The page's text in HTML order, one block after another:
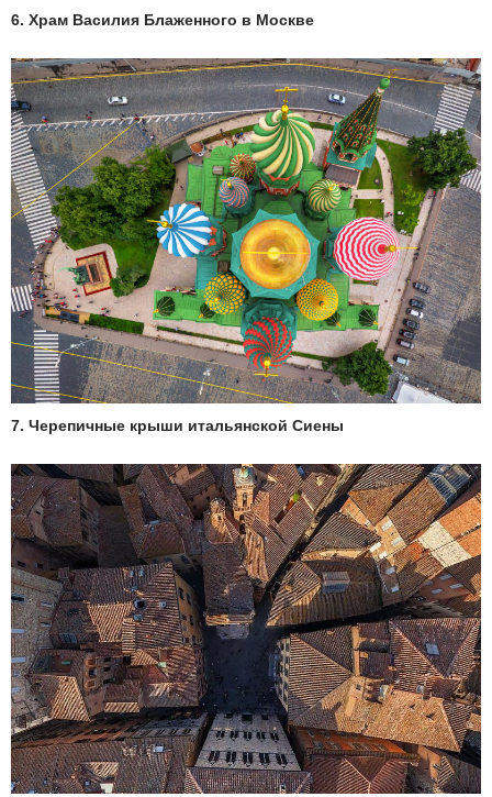
6. Храм Василия Блаженного в Москве
7. Черепичные крыши итальянской Сиены